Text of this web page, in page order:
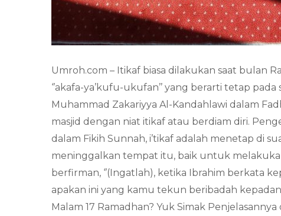
Umroh.com – Itikaf biasa dilakukan saat bulan
‘’akafa-ya’kufu-ukufan’’ yang berarti tetap
Muhammad Zakariyya Al-Kandahlawi dalam
masjid dengan niat itikaf atau berdiam diri.
dalam Fikih Sunnah, i’tikaf adalah menetap di
meninggalkan tempat itu, baik untuk
berfirman, ‘’(Ingatlah), ketika Ibrahim berkata
apakan ini yang kamu tekun beribadah
Malam 17 Ramadhan? Yuk Simak